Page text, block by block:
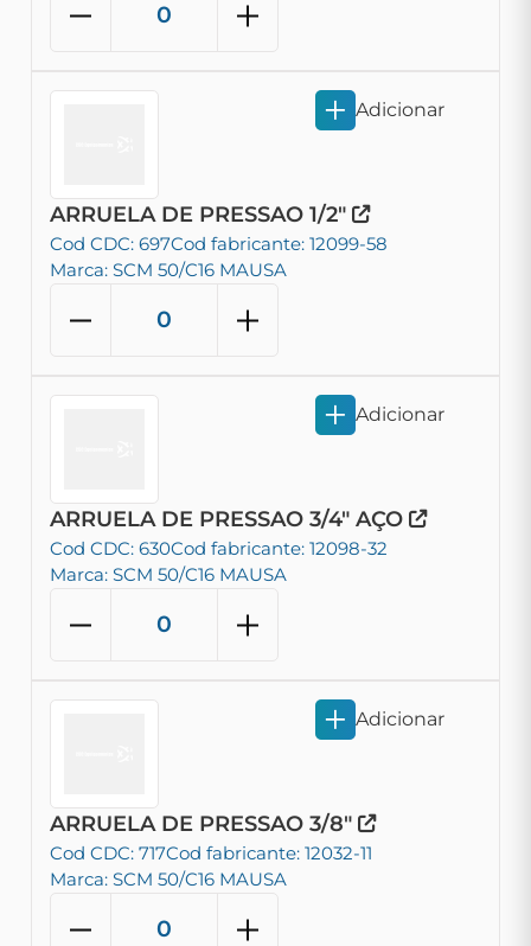
ARRUELA DE PRESSAO 1/2"
Cod CDC: 697Cod fabricante: 12099-58
Marca: SCM 50/C16 MAUSA
Adicionar
ARRUELA DE PRESSAO 3/4" AÇO
Cod CDC: 630Cod fabricante: 12098-32
Marca: SCM 50/C16 MAUSA
Adicionar
ARRUELA DE PRESSAO 3/8"
Cod CDC: 717Cod fabricante: 12032-11
Marca: SCM 50/C16 MAUSA
Adicionar